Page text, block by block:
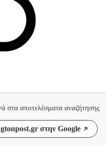
στα αποτελέσματα αναζήτησης
στην Google